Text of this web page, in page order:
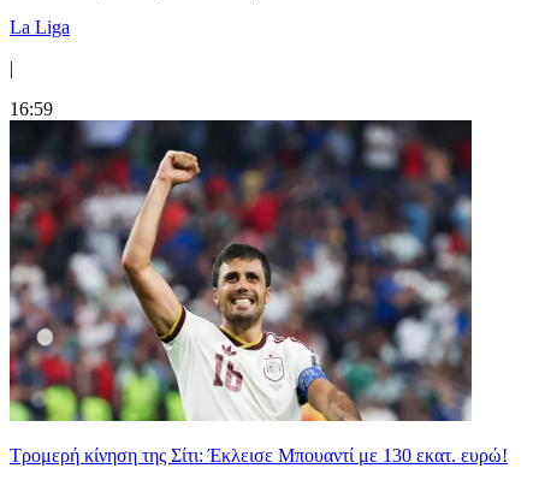
La Liga
|
16:59
Τρομερή κίνηση της Σίτι: Έκλεισε Μπουαντί με 130 εκατ. ευρώ!